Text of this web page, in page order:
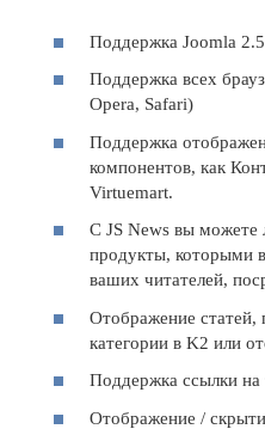
Поддержка Joomla
Поддержка всех
Opera, Safari)
Поддержка
компонентов, как
Virtuemart.
С JS News вы можете
продукты, которыми
ваших читателей,
Отображение статей,
категории в K2 или
Поддержка ссылки на
Отображение /